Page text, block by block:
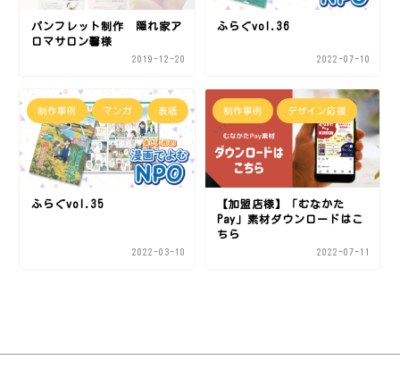
パンフレット制作 隠れ家ア
ロマサロン馨様
2019-12-20
ふらぐvol.36
2022-07-10
制作事例 マンガ 表紙
ふらぐvol.35
2022-03-10
制作事例 デザイン応援
【加盟店様】「むなかた
Pay」素材ダウンロードはこ
ちら
2022-07-11